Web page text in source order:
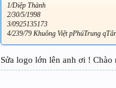
1/Diệp Thành
2/30/5/1998
3/0925135173
4/239/79 Khuông Việt pPhúTrung
Sửa logo lớn lên anh ơi ! Chào